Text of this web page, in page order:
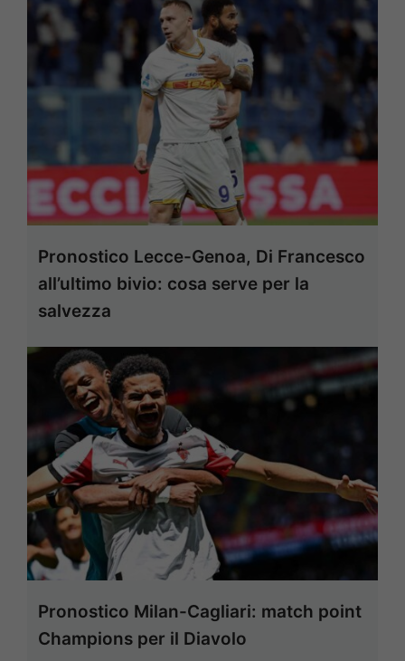
Pronostico Lecce-Genoa, Di Francesco
all’ultimo bivio: cosa serve per la
salvezza
Pronostico Milan-Cagliari: match point
Champions per il Diavolo